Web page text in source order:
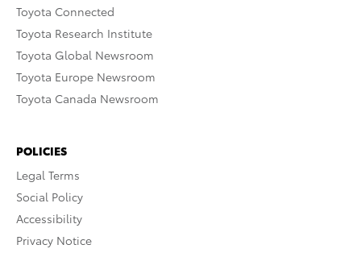
Toyota Connected
Toyota Research Institute
Toyota Global Newsroom
Toyota Europe Newsroom
Toyota Canada Newsroom
POLICIES
Legal Terms
Social Policy
Accessibility
Privacy Notice